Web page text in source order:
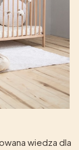
wiedza dla